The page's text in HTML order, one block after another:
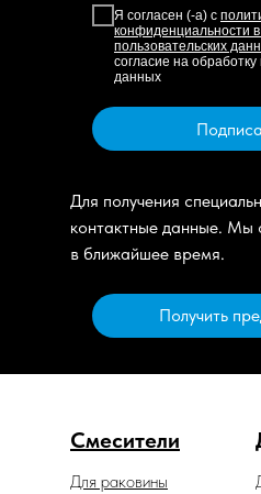
Я согласен (-а) с
конфиденциальности
пользовательских
согласие на
данных
Для получения
контактные данные. Мы
в ближайшее время.
Получить
Смесители
Для раковины